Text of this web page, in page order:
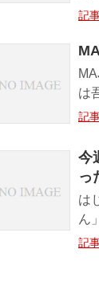
記
は
記
今
っ
は
ん
記